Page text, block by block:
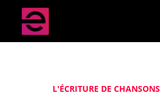
L'ÉCRITURE DE CHANSONS